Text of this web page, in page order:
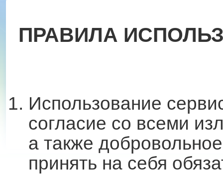
ПРАВИЛА
Использование
согласие со всеми
а также
принять на себя